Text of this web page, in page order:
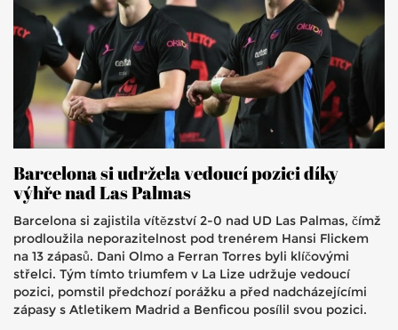
Barcelona si udržela vedoucí pozici díky
výhře nad Las Palmas
Barcelona si zajistila vítězství 2-0 nad UD Las Palmas, čímž
prodloužila neporazitelnost pod trenérem Hansi Flickem
na 13 zápasů. Dani Olmo a Ferran Torres byli klíčovými
střelci. Tým tímto triumfem v La Lize udržuje vedoucí
pozici, pomstil předchozí porážku a před nadcházejícími
zápasy s Atletikem Madrid a Benficou posílil svou pozici.